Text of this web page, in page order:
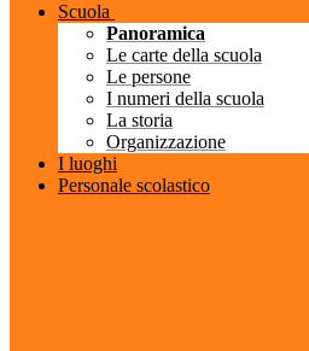
Scuola
Panoramica
Le carte della scuola
Le persone
I numeri della scuola
La storia
Organizzazione
I luoghi
Personale scolastico